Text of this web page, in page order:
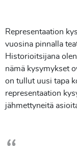
Representaation
vuosina pinnalla
Historioitsijana
nämä kysymykset
on tullut uusi tapa
representaation
jähmettyneitä